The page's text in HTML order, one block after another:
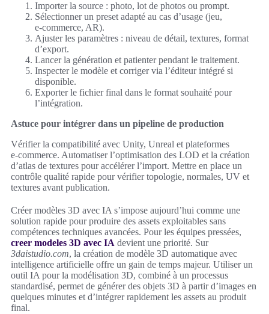
Importer la source : photo, lot de photos ou prompt.
Sélectionner un preset adapté au cas d’usage (jeu,
e‑commerce, AR).
Ajuster les paramètres : niveau de détail, textures, format
d’export.
Lancer la génération et patienter pendant le traitement.
Inspecter le modèle et corriger via l’éditeur intégré si
disponible.
Exporter le fichier final dans le format souhaité pour
l’intégration.
Astuce pour intégrer dans un pipeline de production
Vérifier la compatibilité avec Unity, Unreal et plateformes
e‑commerce. Automatiser l’optimisation des LOD et la création
d’atlas de textures pour accélérer l’import. Mettre en place un
contrôle qualité rapide pour vérifier topologie, normales, UV et
textures avant publication.
Créer modèles 3D avec IA s’impose aujourd’hui comme une
solution rapide pour produire des assets exploitables sans
compétences techniques avancées. Pour les équipes pressées,
creer modeles 3D avec IA devient une priorité. Sur
3daistudio.com, la création de modèle 3D automatique avec
intelligence artificielle offre un gain de temps majeur. Utiliser un
outil IA pour la modélisation 3D, combiné à un processus
standardisé, permet de générer des objets 3D à partir d’images en
quelques minutes et d’intégrer rapidement les assets au produit
final.